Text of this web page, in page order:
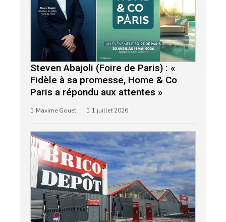
Steven Abajoli (Foire de Paris) : «
Fidèle à sa promesse, Home & Co
Paris a répondu aux attentes »
Maxime Gouet 1 juillet 2026